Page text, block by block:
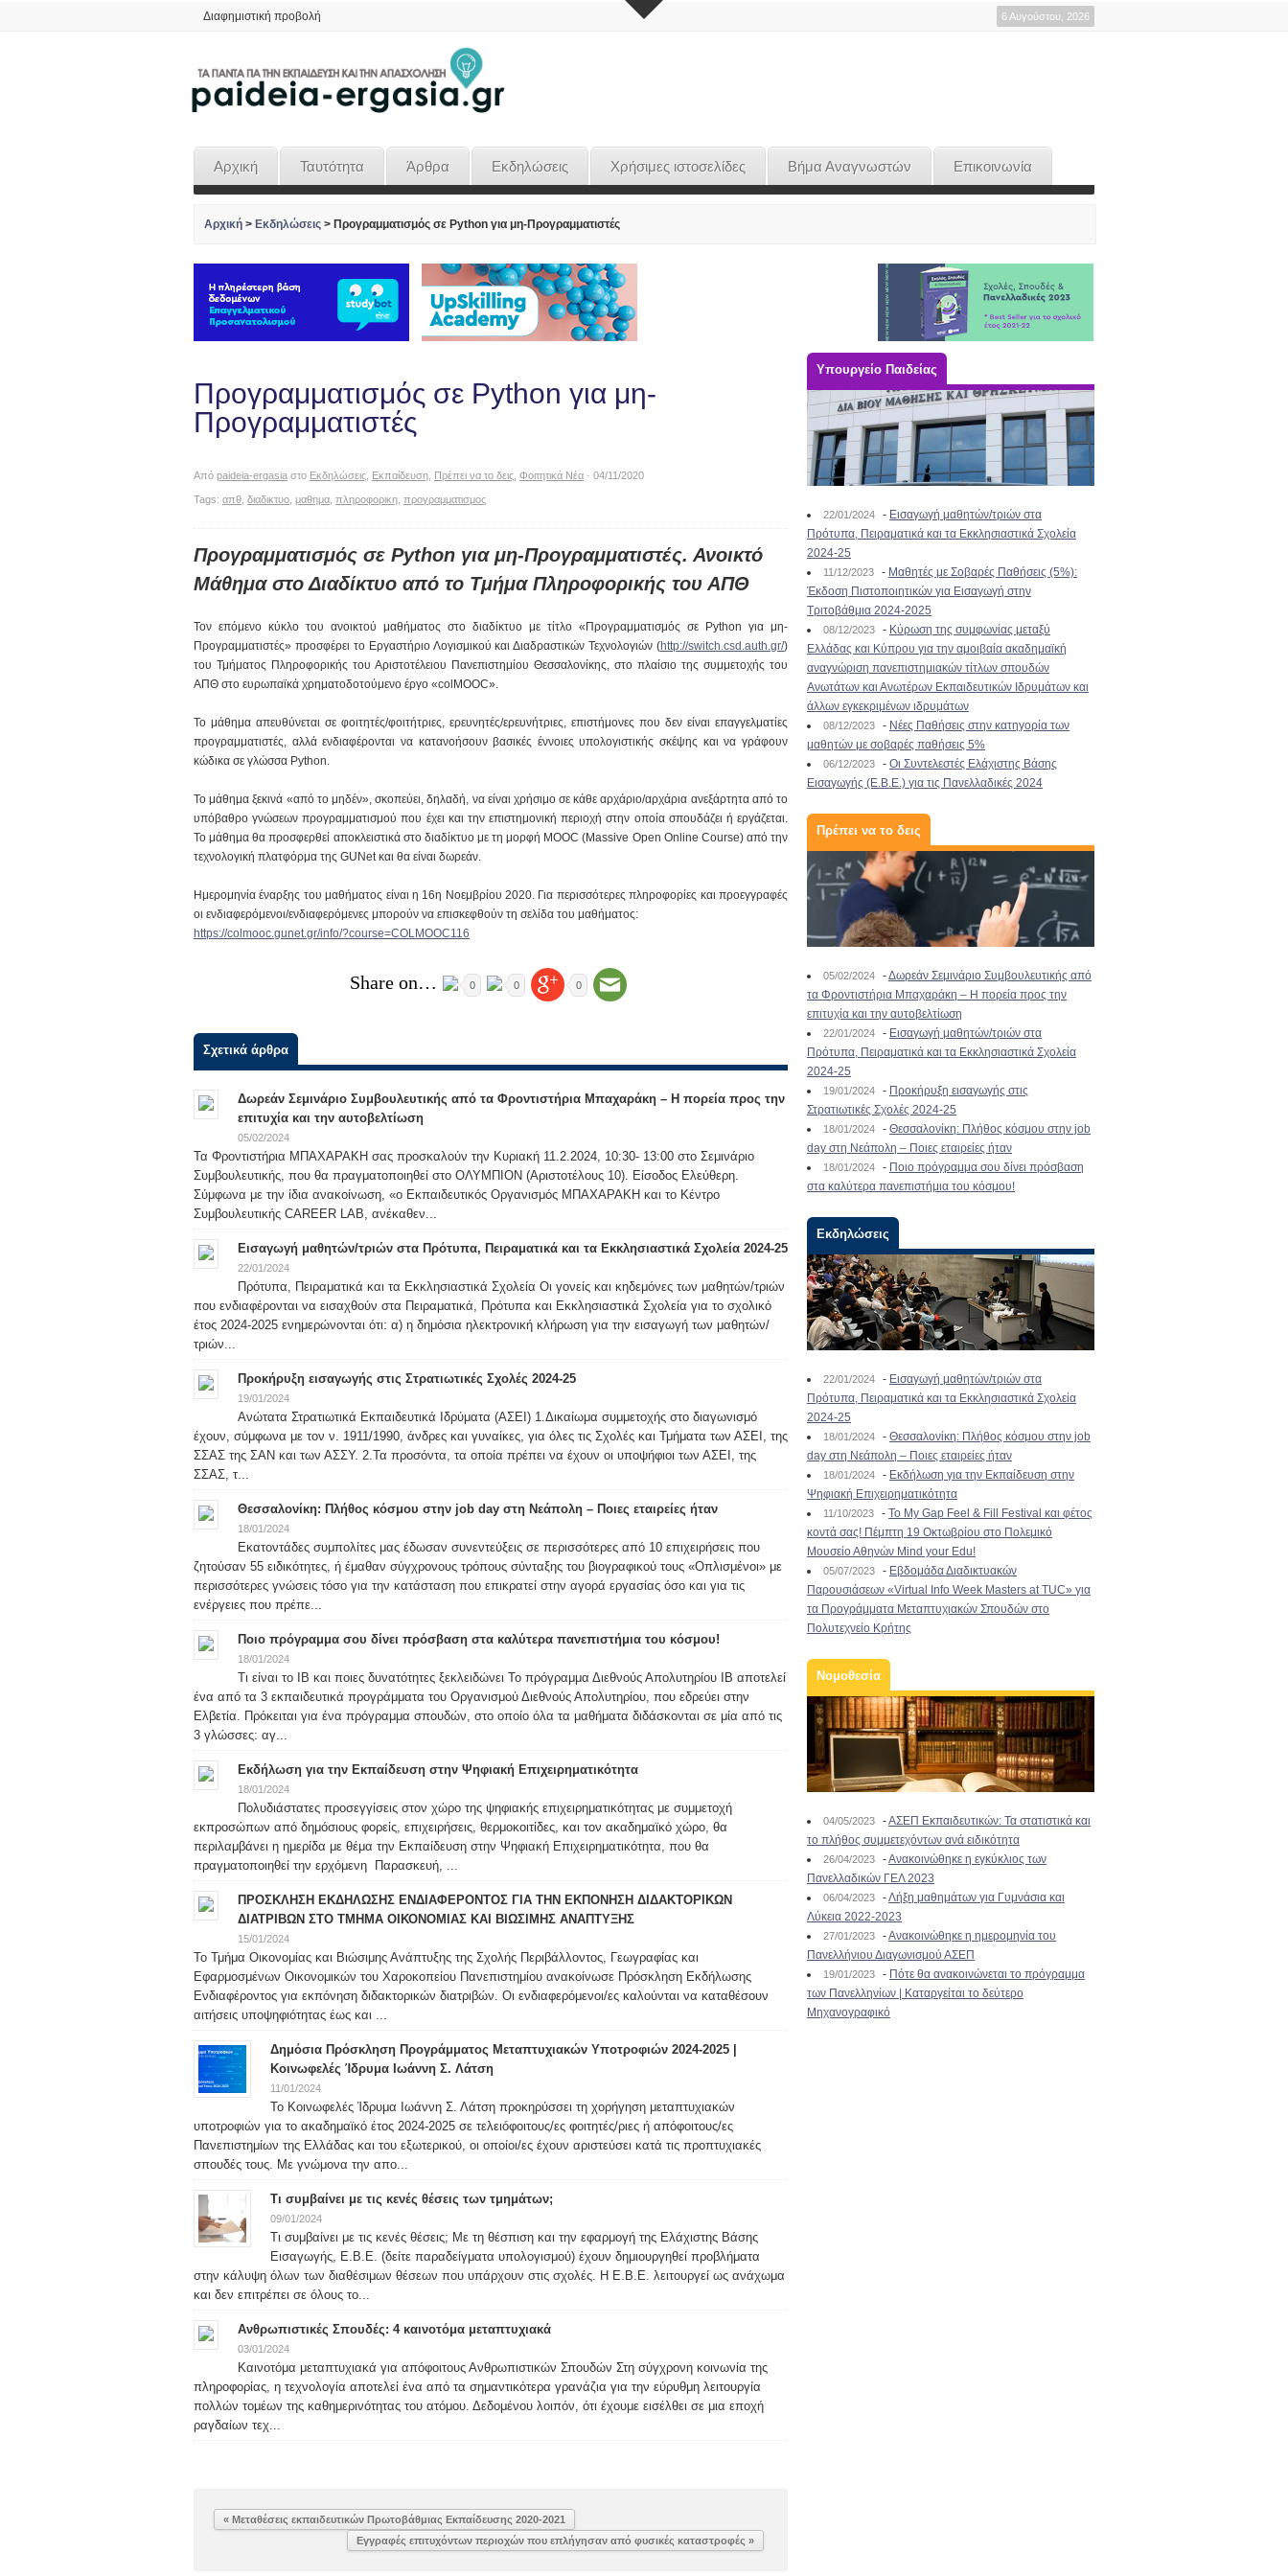
Διαφημιστική προβολή 6 Αυγούστου, 2026
Αρχική Ταυτότητα Άρθρα Εκδηλώσεις Χρήσιμες ιστοσελίδες Βήμα Αναγνωστών Επικοινωνία
Αρχική > Εκδηλώσεις > Προγραμματισμός σε Python για μη-Προγραμματιστές
Προγραμματισμός σε Python για μη-
Προγραμματιστές
Από paideia-ergasia στο Εκδηλώσεις Εκπαίδευση Πρέπει να το δεις Φοιτητικά Νέα · 04/11/2020
Tags: απθ διαδικτυο μαθημα πληροφορικη προγραμματισμος
Προγραμματισμός σε Python για μη-Προγραμματιστές. Ανοικτό
Μάθημα στο Διαδίκτυο από το Τμήμα Πληροφορικής του ΑΠΘ
Τον επόμενο κύκλο του ανοικτού μαθήματος στο διαδίκτυο με τίτλο «Προγραμματισμός σε Python για μη-
Προγραμματιστές» προσφέρει το Εργαστήριο Λογισμικού και Διαδραστικών Τεχνολογιών (http://switch.csd.auth.gr/)
του Τμήματος Πληροφορικής του Αριστοτέλειου Πανεπιστημίου Θεσσαλονίκης, στο πλαίσιο της συμμετοχής του
ΑΠΘ στο ευρωπαϊκά χρηματοδοτούμενο έργο «colMOOC».
Το μάθημα απευθύνεται σε φοιτητές/φοιτήτριες, ερευνητές/ερευνήτριες, επιστήμονες που δεν είναι επαγγελματίες
προγραμματιστές, αλλά ενδιαφέρονται να κατανοήσουν βασικές έννοιες υπολογιστικής σκέψης και να γράφουν
κώδικα σε γλώσσα Python.
Το μάθημα ξεκινά «από το μηδέν», σκοπεύει, δηλαδή, να είναι χρήσιμο σε κάθε αρχάριο/αρχάρια ανεξάρτητα από το
υπόβαθρο γνώσεων προγραμματισμού που έχει και την επιστημονική περιοχή στην οποία σπουδάζει ή εργάζεται.
Το μάθημα θα προσφερθεί αποκλειστικά στο διαδίκτυο με τη μορφή MOOC (Massive Open Online Course) από την
τεχνολογική πλατφόρμα της GUNet και θα είναι δωρεάν.
Ημερομηνία έναρξης του μαθήματος είναι η 16η Νοεμβρίου 2020. Για περισσότερες πληροφορίες και προεγγραφές
οι ενδιαφερόμενοι/ενδιαφερόμενες μπορούν να επισκεφθούν τη σελίδα του μαθήματος:
https://colmooc.gunet.gr/info/?course=COLMOOC116
Share on… 0 0 0
Σχετικά άρθρα
Δωρεάν Σεμινάριο Συμβουλευτικής από τα Φροντιστήρια Μπαχαράκη – Η πορεία προς την
επιτυχία και την αυτοβελτίωση
05/02/2024
Τα Φροντιστήρια ΜΠΑΧΑΡΑΚΗ σας προσκαλούν την Κυριακή 11.2.2024, 10:30- 13:00 στο Σεμινάριο
Συμβουλευτικής, που θα πραγματοποιηθεί στο ΟΛΥΜΠΙΟΝ (Αριστοτέλους 10). Είσοδος Ελεύθερη.
Σύμφωνα με την ίδια ανακοίνωση, «ο Εκπαιδευτικός Οργανισμός ΜΠΑΧΑΡΑΚΗ και το Κέντρο
Συμβουλευτικής CAREER LAB, ανέκαθεν...
Εισαγωγή μαθητών/τριών στα Πρότυπα, Πειραματικά και τα Εκκλησιαστικά Σχολεία 2024-25
22/01/2024
Πρότυπα, Πειραματικά και τα Εκκλησιαστικά Σχολεία Οι γονείς και κηδεμόνες των μαθητών/τριών
που ενδιαφέρονται να εισαχθούν στα Πειραματικά, Πρότυπα και Εκκλησιαστικά Σχολεία για το σχολικό
έτος 2024-2025 ενημερώνονται ότι: α) η δημόσια ηλεκτρονική κλήρωση για την εισαγωγή των μαθητών/
τριών...
Προκήρυξη εισαγωγής στις Στρατιωτικές Σχολές 2024-25
19/01/2024
Ανώτατα Στρατιωτικά Εκπαιδευτικά Ιδρύματα (ΑΣΕΙ) 1.Δικαίωμα συμμετοχής στο διαγωνισμό
έχουν, σύμφωνα με τον ν. 1911/1990, άνδρες και γυναίκες, για όλες τις Σχολές και Τμήματα των ΑΣΕΙ, της
ΣΣΑΣ της ΣΑΝ και των ΑΣΣΥ. 2.Τα προσόντα, τα οποία πρέπει να έχουν οι υποψήφιοι των ΑΣΕΙ, της
ΣΣΑΣ, τ...
Θεσσαλονίκη: Πλήθος κόσμου στην job day στη Νεάπολη – Ποιες εταιρείες ήταν
18/01/2024
Εκατοντάδες συμπολίτες μας έδωσαν συνεντεύξεις σε περισσότερες από 10 επιχειρήσεις που
ζητούσαν 55 ειδικότητες, ή έμαθαν σύγχρονους τρόπους σύνταξης του βιογραφικού τους «Οπλισμένοι» με
περισσότερες γνώσεις τόσο για την κατάσταση που επικρατεί στην αγορά εργασίας όσο και για τις
ενέργειες που πρέπε...
Ποιο πρόγραμμα σου δίνει πρόσβαση στα καλύτερα πανεπιστήμια του κόσμου!
18/01/2024
Τι είναι το IB και ποιες δυνατότητες ξεκλειδώνει Το πρόγραμμα Διεθνούς Απολυτηρίου IB αποτελεί
ένα από τα 3 εκπαιδευτικά προγράμματα του Οργανισμού Διεθνούς Απολυτηρίου, που εδρεύει στην
Ελβετία. Πρόκειται για ένα πρόγραμμα σπουδών, στο οποίο όλα τα μαθήματα διδάσκονται σε μία από τις
3 γλώσσες: αγ...
Εκδήλωση για την Εκπαίδευση στην Ψηφιακή Επιχειρηματικότητα
18/01/2024
Πολυδιάστατες προσεγγίσεις στον χώρο της ψηφιακής επιχειρηματικότητας με συμμετοχή
εκπροσώπων από δημόσιους φορείς, επιχειρήσεις, θερμοκοιτίδες, και τον ακαδημαϊκό χώρο, θα
περιλαμβάνει η ημερίδα με θέμα την Εκπαίδευση στην Ψηφιακή Επιχειρηματικότητα, που θα
πραγματοποιηθεί την ερχόμενη Παρασκευή, ...
ΠΡΟΣΚΛΗΣΗ ΕΚΔΗΛΩΣΗΣ ΕΝΔΙΑΦΕΡΟΝΤΟΣ ΓΙΑ ΤΗΝ ΕΚΠΟΝΗΣΗ ΔΙΔΑΚΤΟΡΙΚΩΝ
ΔΙΑΤΡΙΒΩΝ ΣΤΟ ΤΜΗΜΑ ΟΙΚΟΝΟΜΙΑΣ ΚΑΙ ΒΙΩΣΙΜΗΣ ΑΝΑΠΤΥΞΗΣ
15/01/2024
Το Τμήμα Οικονομίας και Βιώσιμης Ανάπτυξης της Σχολής Περιβάλλοντος, Γεωγραφίας και
Εφαρμοσμένων Οικονομικών του Χαροκοπείου Πανεπιστημίου ανακοίνωσε Πρόσκληση Εκδήλωσης
Ενδιαφέροντος για εκπόνηση διδακτορικών διατριβών. Οι ενδιαφερόμενοι/ες καλούνται να καταθέσουν
αιτήσεις υποψηφιότητας έως και ...
Δημόσια Πρόσκληση Προγράμματος Μεταπτυχιακών Υποτροφιών 2024-2025 |
Κοινωφελές Ίδρυμα Ιωάννη Σ. Λάτση
11/01/2024
Το Κοινωφελές Ίδρυμα Ιωάννη Σ. Λάτση προκηρύσσει τη χορήγηση μεταπτυχιακών
υποτροφιών για το ακαδημαϊκό έτος 2024-2025 σε τελειόφοιτους/ες φοιτητές/ριες ή απόφοιτους/ες
Πανεπιστημίων της Ελλάδας και του εξωτερικού, οι οποίοι/ες έχουν αριστεύσει κατά τις προπτυχιακές
σπουδές τους. Με γνώμονα την απο...
Τι συμβαίνει με τις κενές θέσεις των τμημάτων;
09/01/2024
Τι συμβαίνει με τις κενές θέσεις; Με τη θέσπιση και την εφαρμογή της Ελάχιστης Βάσης
Εισαγωγής, Ε.Β.Ε. (δείτε παραδείγματα υπολογισμού) έχουν δημιουργηθεί προβλήματα
στην κάλυψη όλων των διαθέσιμων θέσεων που υπάρχουν στις σχολές. Η Ε.Β.Ε. λειτουργεί ως ανάχωμα
και δεν επιτρέπει σε όλους το...
Ανθρωπιστικές Σπουδές: 4 καινοτόμα μεταπτυχιακά
03/01/2024
Καινοτόμα μεταπτυχιακά για απόφοιτους Ανθρωπιστικών Σπουδών Στη σύγχρονη κοινωνία της
πληροφορίας, η τεχνολογία αποτελεί ένα από τα σημαντικότερα γρανάζια για την εύρυθμη λειτουργία
πολλών τομέων της καθημερινότητας του ατόμου. Δεδομένου λοιπόν, ότι έχουμε εισέλθει σε μια εποχή
ραγδαίων τεχ...
« Μεταθέσεις εκπαιδευτικών Πρωτοβάθμιας Εκπαίδευσης 2020-2021
Εγγραφές επιτυχόντων περιοχών που επλήγησαν από φυσικές καταστροφές »
Υπουργείο Παιδείας
22/01/2024 - Εισαγωγή μαθητών/τριών στα
Πρότυπα, Πειραματικά και τα Εκκλησιαστικά Σχολεία
2024-25
11/12/2023 - Μαθητές με Σοβαρές Παθήσεις (5%):
Έκδοση Πιστοποιητικών για Εισαγωγή στην
Τριτοβάθμια 2024-2025
08/12/2023 - Κύρωση της συμφωνίας μεταξύ
Ελλάδας και Κύπρου για την αμοιβαία ακαδημαϊκή
αναγνώριση πανεπιστημιακών τίτλων σπουδών
Ανωτάτων και Ανωτέρων Εκπαιδευτικών Ιδρυμάτων και
άλλων εγκεκριμένων ιδρυμάτων
08/12/2023 - Νέες Παθήσεις στην κατηγορία των
μαθητών με σοβαρές παθήσεις 5%
06/12/2023 - Οι Συντελεστές Ελάχιστης Βάσης
Εισαγωγής (Ε.Β.Ε.) για τις Πανελλαδικές 2024
Πρέπει να το δεις
05/02/2024 -Δωρεάν Σεμινάριο Συμβουλευτικής από
τα Φροντιστήρια Μπαχαράκη – Η πορεία προς την
επιτυχία και την αυτοβελτίωση
22/01/2024 - Εισαγωγή μαθητών/τριών στα
Πρότυπα, Πειραματικά και τα Εκκλησιαστικά Σχολεία
2024-25
19/01/2024 - Προκήρυξη εισαγωγής στις
Στρατιωτικές Σχολές 2024-25
18/01/2024 - Θεσσαλονίκη: Πλήθος κόσμου στην job
day στη Νεάπολη – Ποιες εταιρείες ήταν
18/01/2024 - Ποιο πρόγραμμα σου δίνει πρόσβαση
στα καλύτερα πανεπιστήμια του κόσμου!
Εκδηλώσεις
22/01/2024 - Εισαγωγή μαθητών/τριών στα
Πρότυπα, Πειραματικά και τα Εκκλησιαστικά Σχολεία
2024-25
18/01/2024 - Θεσσαλονίκη: Πλήθος κόσμου στην job
day στη Νεάπολη – Ποιες εταιρείες ήταν
18/01/2024 - Εκδήλωση για την Εκπαίδευση στην
Ψηφιακή Επιχειρηματικότητα
11/10/2023 - To My Gap Feel & Fill Festival και φέτος
κοντά σας! Πέμπτη 19 Οκτωβρίου στο Πολεμικό
Μουσείο Αθηνών Mind your Edu!
05/07/2023 - Εβδομάδα Διαδικτυακών
Παρουσιάσεων «Virtual Info Week Masters at TUC» για
τα Προγράμματα Μεταπτυχιακών Σπουδών στο
Πολυτεχνείο Κρήτης
Νομοθεσία
04/05/2023 -ΑΣΕΠ Εκπαιδευτικών: Τα στατιστικά και
το πλήθος συμμετεχόντων ανά ειδικότητα
26/04/2023 -Ανακοινώθηκε η εγκύκλιος των
Πανελλαδικών ΓΕΛ 2023
06/04/2023 -Λήξη μαθημάτων για Γυμνάσια και
Λύκεια 2022-2023
27/01/2023 -Ανακοινώθηκε η ημερομηνία του
Πανελλήνιου Διαγωνισμού ΑΣΕΠ
19/01/2023 - Πότε θα ανακοινώνεται το πρόγραμμα
των Πανελληνίων | Καταργείται το δεύτερο
Μηχανογραφικό